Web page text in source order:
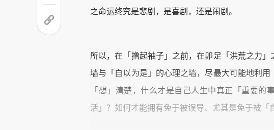
之命运终究是悲剧，是喜剧，还是闹剧。
所以，在「撸起袖子」之前，在卯足「洪荒之力
墙与「自以为是」的心理之墙，尽最大可能地利
「想」清楚，什么才是自己人生中真正「重要
活」？如何才能拥有免于被误导、尤其是免于被「